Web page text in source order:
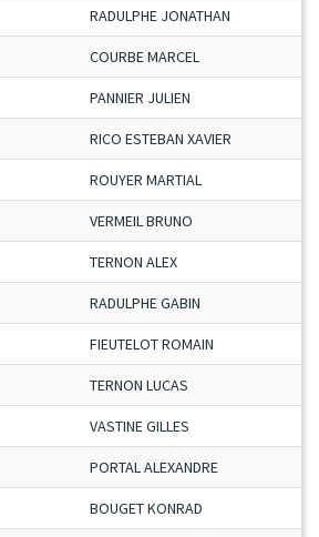
RADULPHE JONATHAN
COURBE MARCEL
PANNIER JULIEN
RICO ESTEBAN XAVIER
ROUYER MARTIAL
VERMEIL BRUNO
TERNON ALEX
RADULPHE GABIN
FIEUTELOT ROMAIN
TERNON LUCAS
VASTINE GILLES
PORTAL ALEXANDRE
BOUGET KONRAD